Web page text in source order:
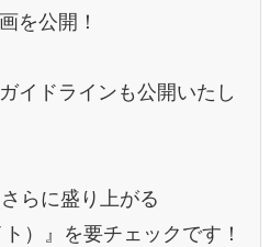
を公開！
イドラインも公開いたし
らに盛り上がる
）』を要チェックです！